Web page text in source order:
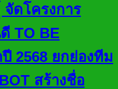
ดโครงการ
TO BE
2568 ยกย่องทีม
สร้างชื่อ